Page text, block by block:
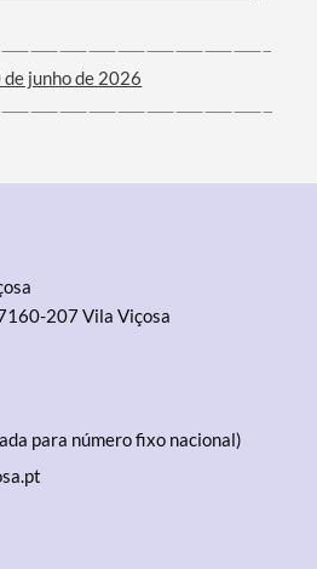
junho de 2026
207 Vila Viçosa
para número fixo nacional)